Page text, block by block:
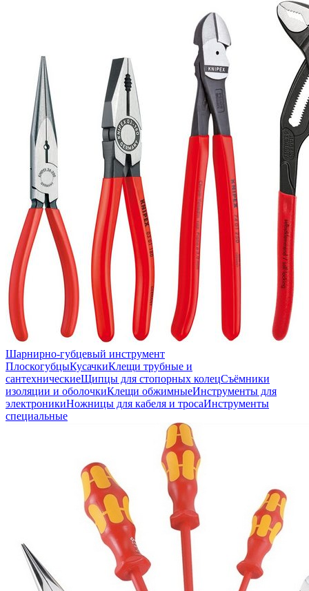
Шарнирно-губцевый инструмент
ПлоскогубцыКусачкиКлещи трубные и
сантехническиеЩипцы для стопорных колецСъёмники
изоляции и оболочкиКлещи обжимныеИнструменты для
электроникиНожницы для кабеля и тросаИнструменты
специальные